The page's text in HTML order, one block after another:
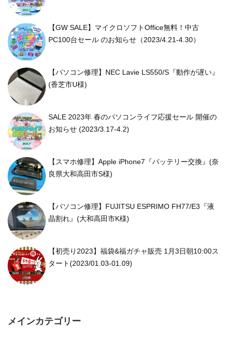
【GW SALE】マイクロソフトOffice無料！中古
PC100台セール のお知らせ（2023/4.21-4.30）
【パソコン修理】NEC Lavie LS550/S『動作が遅い』
(香芝市U様)
SALE 2023年 春のパソコンライフ応援セール 開催の
お知らせ (2023/3.17-4.2)
【スマホ修理】Apple iPhone7『バッテリー交換』(奈
良県大和高田市S様)
【パソコン修理】FUJITSU ESPRIMO FH77/E3『液
晶割れ』(大和高田市K様)
【初売り2023】福袋&福ガチャ販売 1月3日朝10:00ス
タート(2023/01.03-01.09)
メインカテゴリー